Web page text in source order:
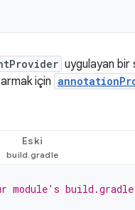
uygulayan bir
için
Eski
module's